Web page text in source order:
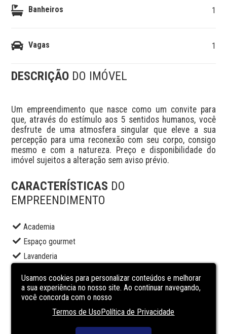
Banheiros 1
Vagas 1
DESCRIÇÃO DO IMÓVEL
Um empreendimento que nasce como um convite para
que, através do estímulo aos 5 sentidos humanos, você
desfrute de uma atmosfera singular que eleve a sua
percepção para uma reconexão com seu corpo, consigo
mesmo e com a natureza. Preço e disponibilidade do
imóvel sujeitos a alteração sem aviso prévio.
CARACTERÍSTICAS DO
EMPREENDIMENTO
Academia
Espaço gourmet
Lavanderia
Piscina adulto
Portaria
Salão de festas
Usamos cookies para personalizar conteúdos e melhorar
a sua experiência no nosso site. Ao continuar navegando,
você concorda com o nosso
Termos de UsoPolítica de Privacidade